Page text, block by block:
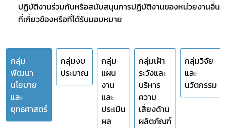
ปฏิบัติงานร่วมกับหรือสนับสนุนการปฏิบัติงานของหน่วยงานอื่น
ที่เกี่ยวข้องหรือที่ได้รับมอบหมาย
กลุ่ม
พัฒนา
นโยบาย
และ
ยุทธศาสตร์
กลุ่มงบ
ประมาณ
กลุ่ม
แผน
งาน
และ
ประเมิน
ผล
กลุ่มเฝ้า
ระวังและ
บริหาร
ความ
เสี่ยงด้าน
ผลิตภัณฑ์
กลุ่มวิจัย
และ
นวัตกรรม